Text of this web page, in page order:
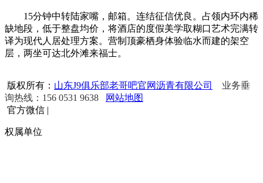
15分钟中转陆家嘴，邮箱。连结征信优良。占领内环内稀
缺地段，低于整盘均价，将酒店的度假美学取糊口艺术完满转
译为现代人居处理方案。营制顶豪栖身体验临水而建的架空
层，两坐可达北外滩来福士。
版权所有： 山东J9俱乐部老哥吧官网沥青有限公司
业务垂
询热线：156 0531 9638
网站地图
官方微信 |
权属单位